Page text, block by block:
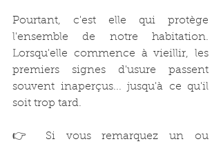
Pourtant, c'est elle qui protège
l'ensemble de notre habitation.
Lorsqu'elle commence à vieillir, les
premiers signes d'usure passent
souvent inaperçus... jusqu'à ce qu'il
soit trop tard.
👉 Si vous remarquez un ou